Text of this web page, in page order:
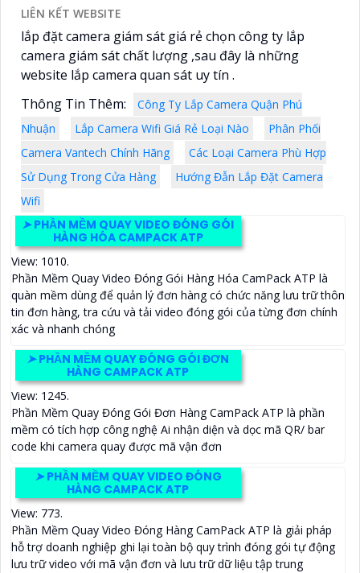
LIÊN KẾT WEBSITE
lắp đặt camera giám sát giá rẻ chọn công ty lắp
camera giám sát chất lượng ,sau đây là những
website lắp camera quan sát uy tín .
Thông Tin Thêm:
Công Ty Lắp Camera Quận Phú
Nhuận
Lắp Camera Wifi Giá Rẻ Loại Nào
Phân Phối
Camera Vantech Chính Hãng
Các Loại Camera Phù Hợp
Sử Dụng Trong Cửa Hàng
Hướng Đẫn Lắp Đặt Camera
Wifi
➤PHẦN MỀM QUAY VIDEO ĐÓNG GÓI
HÀNG HÓA CAMPACK ATP
View: 1010.
Phần Mềm Quay Video Đóng Gói Hàng Hóa CamPack ATP là
quàn mềm dùng để quản lý đơn hàng có chức năng lưu trữ thôn
tin đơn hàng, tra cứu và tải video đóng gói của từng đơn chính
xác và nhanh chóng
➤PHẦN MỀM QUAY ĐÓNG GÓI ĐƠN
HÀNG CAMPACK ATP
View: 1245.
Phần Mềm Quay Đóng Gói Đơn Hàng CamPack ATP là phần
mềm có tích hợp công nghệ Ai nhận diện và dọc mã QR/ bar
code khi camera quay được mã vận đơn
➤PHẦN MỀM QUAY VIDEO ĐÓNG
HÀNG CAMPACK ATP
View: 773.
Phần Mềm Quay Video Đóng Hàng CamPack ATP là giải pháp
hỗ trợ doanh nghiệp ghi lại toàn bộ quy trình đóng gói tự động
lưu trữ video với mã vận đơn và lưu trữ dữ liệu tập trung